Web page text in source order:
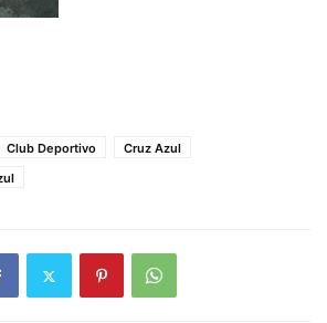
Club Deportivo
Cruz Azul